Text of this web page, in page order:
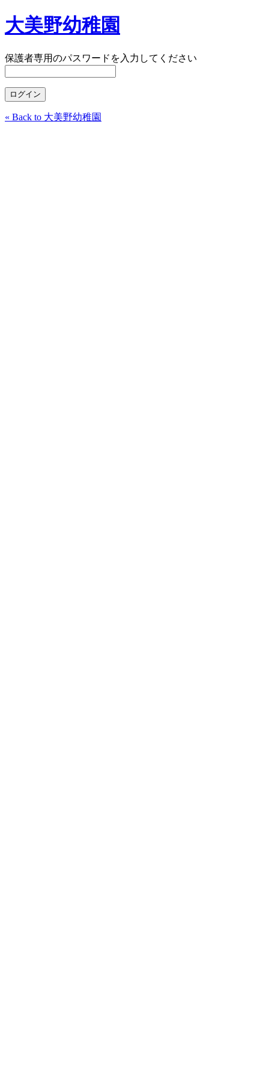
大美野幼稚園
保護者専用のパスワードを入力してください
« Back to 大美野幼稚園